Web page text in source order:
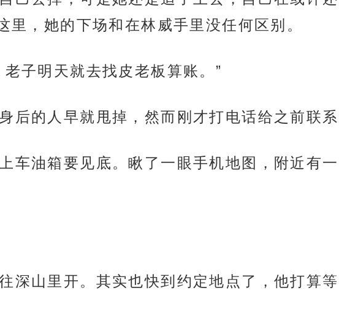
里，她的下场和在林威手里没任何区别。
子明天就去找皮老板算账。”
后的人早就甩掉，然而刚才打电话给之前联
车油箱要见底。瞅了一眼手机地图，附近有
深山里开。其实也快到约定地点了，他打算